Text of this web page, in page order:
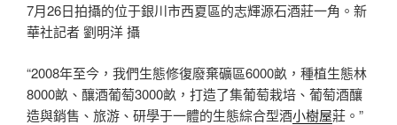
7月26日拍攝的位于銀川市西夏區的志輝源石酒莊一角。新
華社記者 劉明洋 攝
“2008年至今，我們生態修復廢棄礦區6000畝，種植生態林
8000畝、釀酒葡萄3000畝，打造了集葡萄栽培、葡萄酒釀
造與銷售、旅游、研學于一體的生態綜合型酒小樹屋莊。”